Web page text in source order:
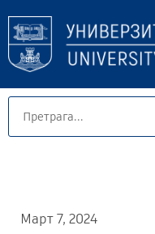
Март 7, 2024